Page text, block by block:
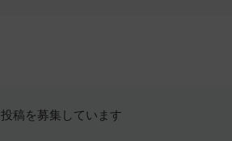
投稿を募集しています